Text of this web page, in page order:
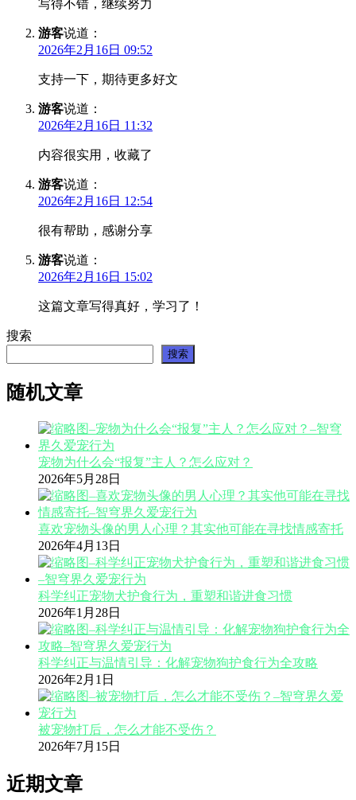
写得不错，继续努力
游客说道：
2026年2月16日 09:52
支持一下，期待更多好文
游客说道：
2026年2月16日 11:32
内容很实用，收藏了
游客说道：
2026年2月16日 12:54
很有帮助，感谢分享
游客说道：
2026年2月16日 15:02
这篇文章写得真好，学习了！
搜索
搜索
随机文章
宠物为什么会“报复”主人？怎么应对？
2026年5月28日
喜欢宠物头像的男人心理？其实他可能在寻找情感寄托
2026年4月13日
科学纠正宠物犬护食行为，重塑和谐进食习惯
2026年1月28日
科学纠正与温情引导：化解宠物狗护食行为全攻略
2026年2月1日
被宠物打后，怎么才能不受伤？
2026年7月15日
近期文章